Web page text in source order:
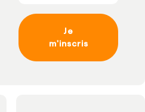
Je
m'inscris